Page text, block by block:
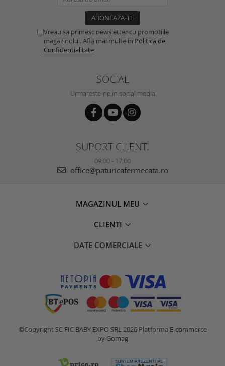
Vreau sa primesc newsletter cu promotiile
magazinului. Afla mai multe in Politica de
Confidentialitate
SOCIAL
Urmareste-ne in social media
SUPORT CLIENTI
09:00 - 17:00
office@paturicafermecata.ro
MAGAZINUL MEU
CLIENTI
DATE COMERCIALE
©Copyright SC FIC BABY EXPO SRL 2026 Platforma E-commerce
by Gomag